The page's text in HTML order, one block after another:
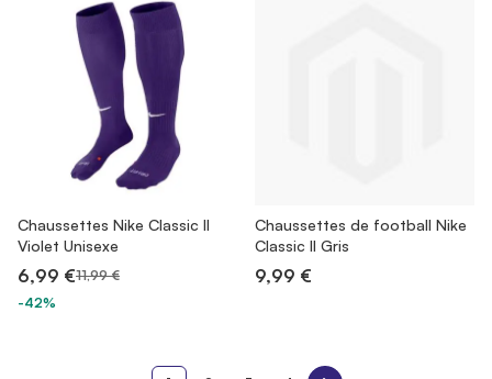
Chaussettes Nike Classic II
Violet Unisexe
6,99 €11,99 €
-42%
Chaussettes de football Nike
Classic II Gris
9,99 €